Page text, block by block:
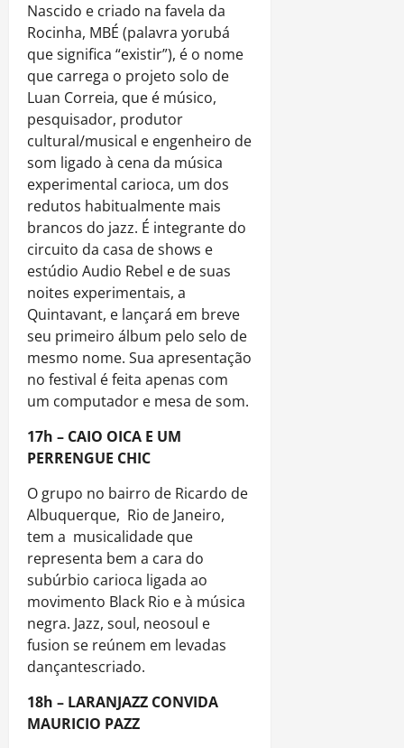
Nascido e criado na favela da
Rocinha, MBÉ (palavra yorubá
que significa “existir”), é o nome
que carrega o projeto solo de
Luan Correia, que é músico,
pesquisador, produtor
cultural/musical e engenheiro de
som ligado à cena da música
experimental carioca, um dos
redutos habitualmente mais
brancos do jazz. É integrante do
circuito da casa de shows e
estúdio Audio Rebel e de suas
noites experimentais, a
Quintavant, e lançará em breve
seu primeiro álbum pelo selo de
mesmo nome. Sua apresentação
no festival é feita apenas com
um computador e mesa de som.
17h – CAIO OICA E UM
PERRENGUE CHIC
O grupo no bairro de Ricardo de
Albuquerque, Rio de Janeiro,
tem a musicalidade que
representa bem a cara do
subúrbio carioca ligada ao
movimento Black Rio e à música
negra. Jazz, soul, neosoul e
fusion se reúnem em levadas
dançantescriado.
18h – LARANJAZZ CONVIDA
MAURICIO PAZZ